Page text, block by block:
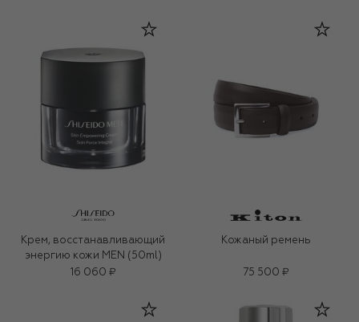
Крем, восстанавливающий
энергию кожи MEN (50ml)
16 060 ₽
Кожаный ремень
75 500 ₽